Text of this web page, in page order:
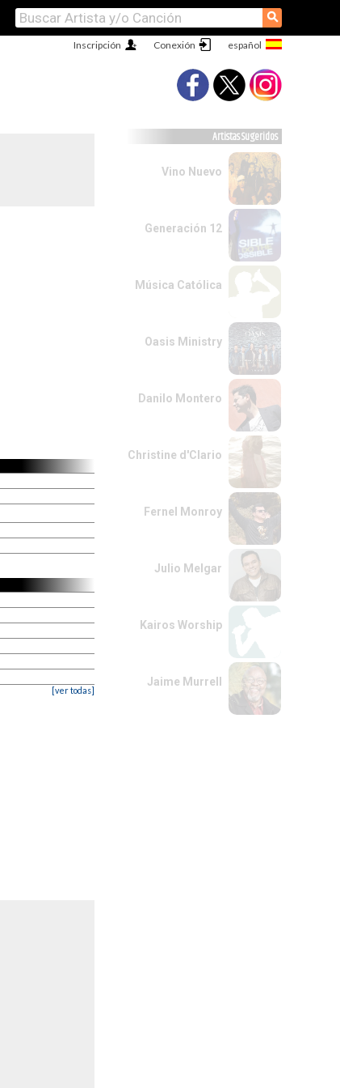
⚲
Conexión
Inscripción
[ver todas]
Artistas Sugeridos
Vino Nuevo
Generación 12
Música Católica
Oasis Ministry
Danilo Montero
Christine d'Clario
Fernel Monroy
Julio Melgar
Kairos Worship
Jaime Murrell